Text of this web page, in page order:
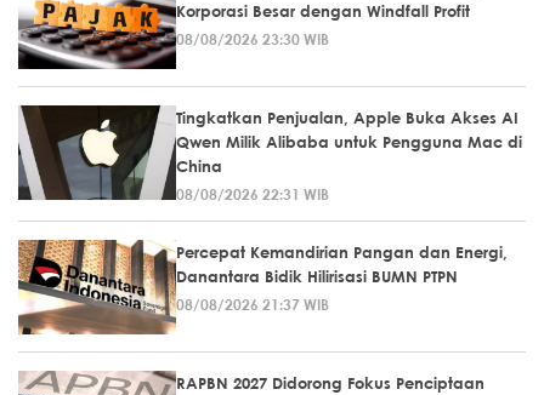
Korporasi Besar dengan Windfall Profit
08/08/2026 23:30 WIB
Tingkatkan Penjualan, Apple Buka Akses AI
Qwen Milik Alibaba untuk Pengguna Mac di
China
08/08/2026 22:31 WIB
Percepat Kemandirian Pangan dan Energi,
Danantara Bidik Hilirisasi BUMN PTPN
08/08/2026 21:37 WIB
RAPBN 2027 Didorong Fokus Penciptaan